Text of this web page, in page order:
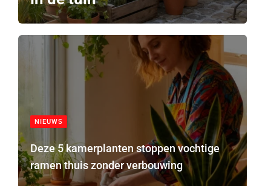
NIEUWS
Deze 5 kamerplanten stoppen vochtige
ramen thuis zonder verbouwing